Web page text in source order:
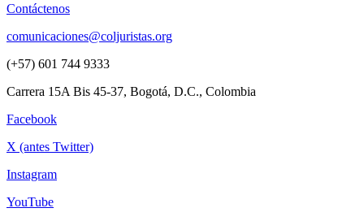
Contáctenos
comunicaciones@coljuristas.org
(+57) 601 744 9333
Carrera 15A Bis 45-37, Bogotá, D.C., Colombia
Facebook
X (antes Twitter)
Instagram
YouTube